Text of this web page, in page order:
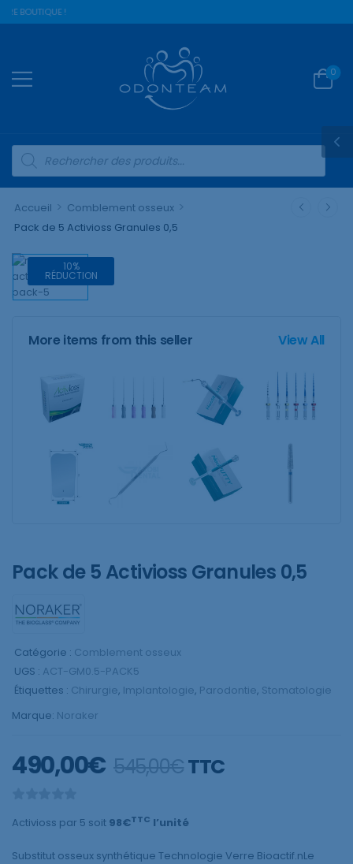
BOUTIQUE !
0
Accueil > Comblement osseux >
Pack de 5 Activioss Granules 0,5
10%
RÉDUCTION
More items from this seller View All
Pack de 5 Activioss Granules 0,5
Catégorie : Comblement osseux
UGS : ACT-GM0.5-PACK5
Étiquettes : Chirurgie, Implantologie, Parodontie, Stomatologie
Marque: Noraker
490,00€ 545,00€TTC
Activioss par 5 soit 98€TTC l’unité
Substitut osseux synthétique Technologie Verre Bioactif.nLe